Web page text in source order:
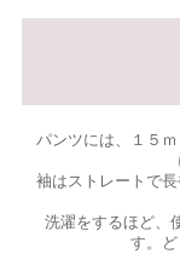
パンツには、１５
袖はストレートで
洗濯をするほど、
す。